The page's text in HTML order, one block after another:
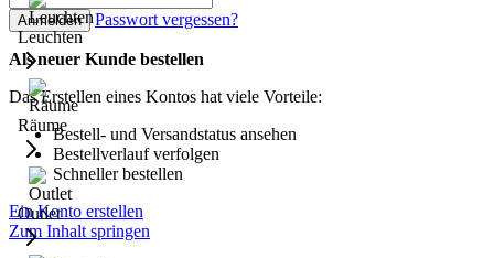
Leuchten
Räume
Outlet
Anmelden Passwort vergessen?
Als neuer Kunde bestellen
Das Erstellen eines Kontos hat viele Vorteile:
Bestell- und Versandstatus ansehen
Bestellverlauf verfolgen
Schneller bestellen
Ein Konto erstellen
Zum Inhalt springen